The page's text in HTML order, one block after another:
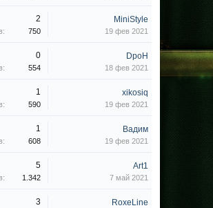
2
750
MiniStyle
19 фев 2021
0
554
DpoH
18 фев 2021
1
590
xikosiq
19 фев 2021
1
608
Вадим
19 фев 2021
5
1.342
Art1
7 май 2021
3 RoxeLine